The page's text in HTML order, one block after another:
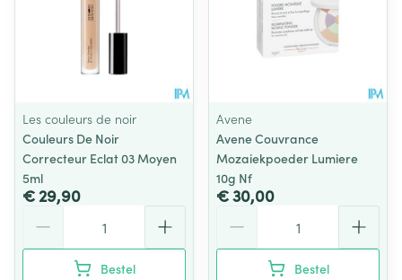
Les couleurs de noir
Couleurs De Noir
Correcteur Eclat 03 Moyen
5ml
€ 29,90
Bestel
Avene
Avene Couvrance
Mozaiekpoeder Lumiere
10g Nf
€ 30,00
Bestel